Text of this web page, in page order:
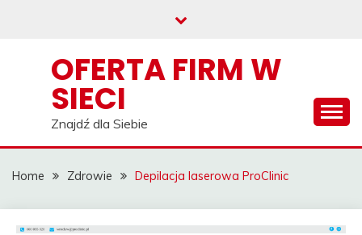
OFERTA FIRM W
SIECI
Znajdź dla Siebie
Home Zdrowie Depilacja laserowa ProClinic